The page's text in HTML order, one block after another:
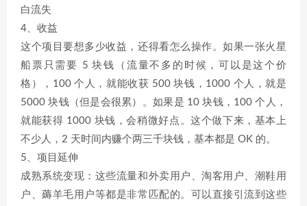
白流失
4、收益
这个项目要想多少收益，还得看怎么操作。如果一张火星
船票只需要 5 块钱（流量不多的时候，可以是这个价
格），100 个人，就能收获 500 块钱，1000 个人，就是
5000 块钱（但是会很累）。如果是 10 块钱，100 个人，
就能获得 1000 块钱，会稍微好点。这个做下来，基本上
不少人，2 天时间内赚个两三千块钱，基本都是 OK 的。
5、项目延伸
成熟系统变现：这些流量和外卖用户、淘客用户、潮鞋用
户、薅羊毛用户等都是非常匹配的。可以直接引流到这些